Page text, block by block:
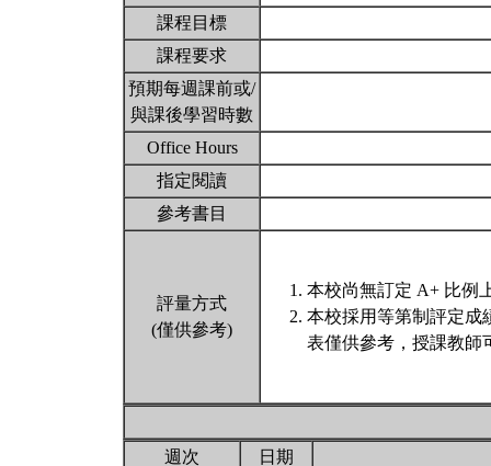
課程目標
課程要求
預期每週課前或/
與課後學習時數
Office Hours
指定閱讀
參考書目
評量方式
(僅供參考)
本校尚無訂定 A+ 比例
本校採用等第制評定成
表僅供參考，授課教師
週次
日期